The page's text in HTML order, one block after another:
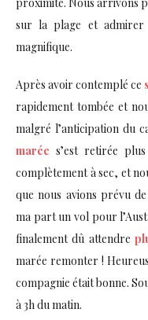
sur la plage et admirer
magnifique.
Après avoir contemplé ce
rapidement tombée et
malgré l’anticipation du
marée s’est retirée
complètement à sec, et
que nous avions prévu
ma part un vol pour
finalement dû attendre
marée remonter !
compagnie était bonne.
à 3h du matin.